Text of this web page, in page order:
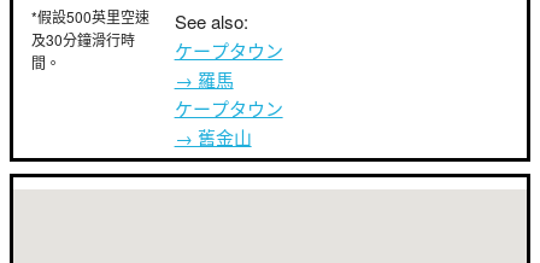
*假設500英里空速
及30分鐘滑行時
間。
See also:
ケープタウン
→ 羅馬
ケープタウン
→ 舊金山